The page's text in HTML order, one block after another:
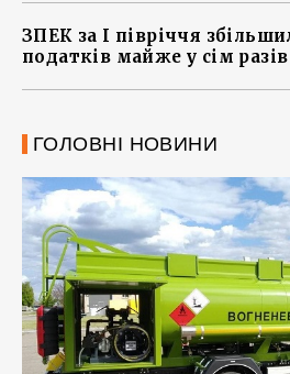
ЗПЕК за І півріччя
податків майже у сім разів
ГОЛОВНІ НОВИНИ